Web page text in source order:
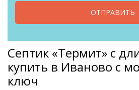
ОТПРАВИТЬ
Септик «Термит» с
купить в Иваново с
ключ